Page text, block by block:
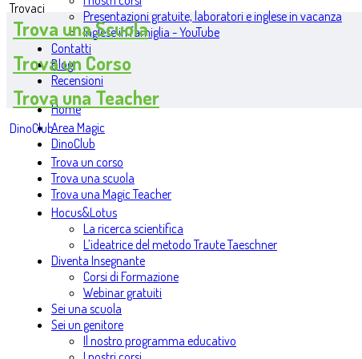
Presentazioni gratuite, laboratori e inglese in vacanza
Inglese in famiglia - YouTube
Contatti
Blog
Recensioni
Home
Area Magic
DinoClub
Trova un corso
Trova una scuola
Trova una Magic Teacher
Hocus&Lotus
La ricerca scientifica
L’ideatrice del metodo Traute Taeschner
Diventa Insegnante
Corsi di Formazione
Webinar gratuiti
Sei una scuola
Sei un genitore
Il nostro programma educativo
Trovaci
Trova una Scuola
Trova un Corso
Trova una Teacher
DinoClub